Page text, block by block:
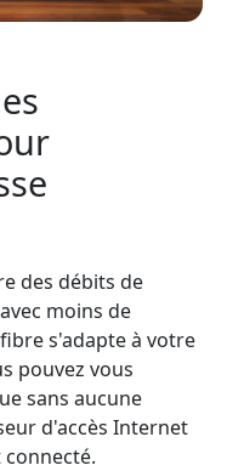
des débits de
moins de
s'adapte à votre
pouvez vous
sans aucune
d'accès Internet